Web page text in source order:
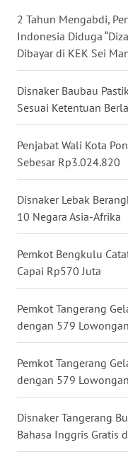
2 Tahun Mengabdi,
Indonesia Diduga
Dibayar di KEK Sei
Disnaker Baubau
Sesuai Ketentuan
Penjabat Wali Kota
Sebesar Rp3.024.820
Disnaker Lebak
10 Negara Asia-Afrika
Pemkot Bengkulu
Capai Rp570 Juta
Pemkot Tangerang
dengan 579 Lowongan
Pemkot Tangerang
dengan 579
Disnaker Tangerang
Bahasa Inggris Gratis
WN
KALTARA
WN
KALTIM
SULSEL
GORONTALO
SULUT
WN
MALUKU
WN
MALUT
WN